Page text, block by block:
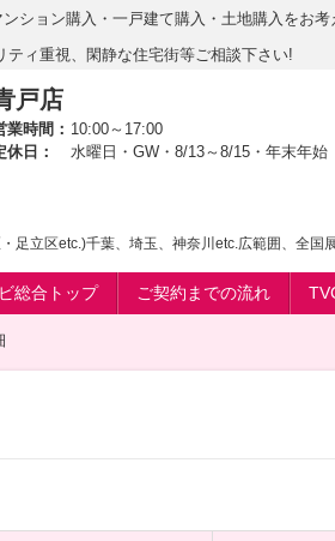
ション購入・一戸建て購入・土地購入をお考
ィ重視、閑静な住宅街等ご相談下さい!
戸店
業時間： 10:00～17:00
休日：
水曜日・GW・8/13～8/15・年末年始
立区etc.)千葉、埼玉、神奈川etc.広範囲、全国
総合トップ ご契約までの流れ